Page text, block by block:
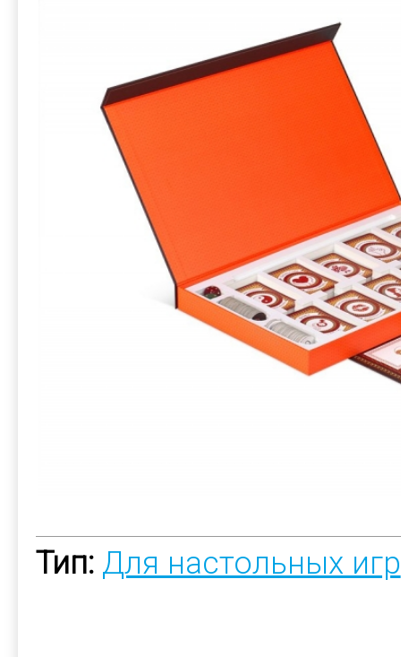
Тип: Для настольных игр